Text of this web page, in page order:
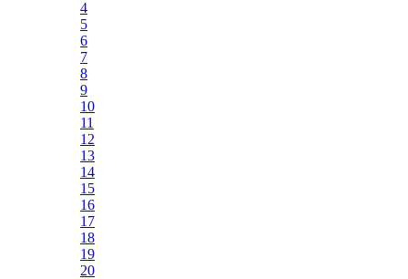
4
5
6
7
8
9
10
11
12
13
14
15
16
17
18
19
20